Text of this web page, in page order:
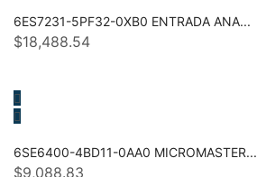
6ES7231-5PF32-0XB0 ENTRADA ANA...
$18,488.54
6SE6400-4BD11-0AA0 MICROMASTER...
$9,088.83